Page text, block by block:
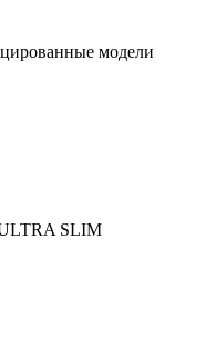
модели
SLIM